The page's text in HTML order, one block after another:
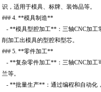
识，适用于模具、标牌、装饰品等。
### 4. **模具制造**
- **模具型腔加工**：三轴CNC加工
削加工出模具的型腔和型芯。
### 5. **零件加工**
- **复杂零件加工**：三轴CNC加工
兰等。
- **批量生产**：通过编程和自动化